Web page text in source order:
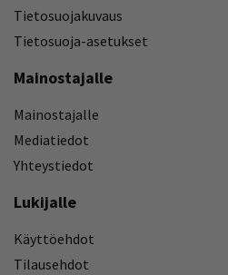
Tietosuojakuvaus
Tietosuoja-asetukset
Mainostajalle
Mainostajalle
Mediatiedot
Yhteystiedot
Lukijalle
Käyttöehdot
Tilausehdot